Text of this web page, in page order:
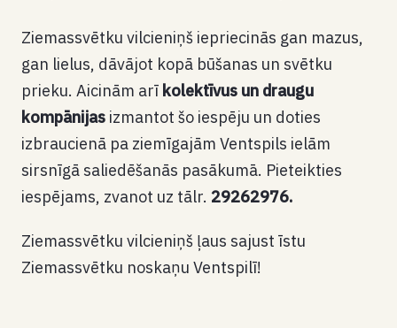
Ziemassvētku vilcieniņš iepriecinās gan mazus,
gan lielus, dāvājot kopā būšanas un svētku
prieku. Aicinām arī kolektīvus un draugu
kompānijas izmantot šo iespēju un doties
izbraucienā pa ziemīgajām Ventspils ielām
sirsnīgā saliedēšanās pasākumā. Pieteikties
iespējams, zvanot uz tālr. 29262976.
Ziemassvētku vilcieniņš ļaus sajust īstu
Ziemassvētku noskaņu Ventspilī!